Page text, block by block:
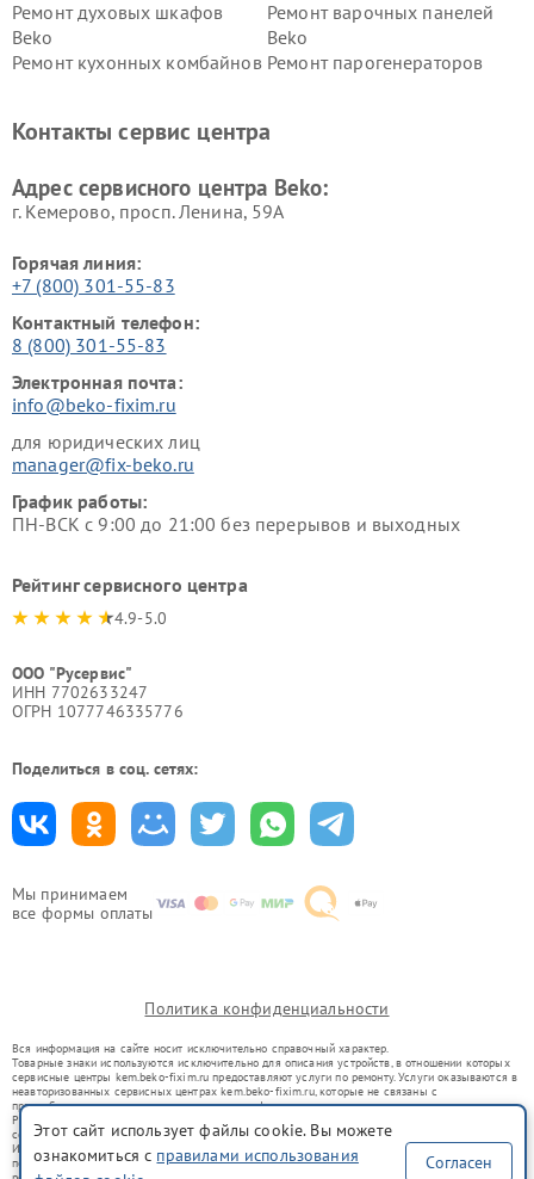
Мы принимаем
все формы оплаты
Ремонт духовых шкафов
Beko
Ремонт варочных панелей
Beko
Ремонт кухонных комбайнов Ремонт парогенераторов
Ремонт холодильников Beko Ремонт морозильных камер
Контакты сервис центра
Адрес сервисного центра Beko:
г. Кемерово, просп. Ленина, 59А
Горячая линия:
+7 (800) 301-55-83
Контактный телефон:
8 (800) 301-55-83
Электронная почта:
info@beko-fixim.ru
для юридических лиц
manager@fix-beko.ru
График работы:
ПН-ВСК с 9:00 до 21:00 без перерывов и выходных
Рейтинг сервисного центра
4.9-5.0
ООО "Русервис"
ИНН 7702633247
ОГРН 1077746335776
Поделиться в соц. сетях:
Политика конфиденциальности
Вся информация на сайте носит исключительно справочный характер.
Товарные знаки используются исключительно для описания устройств, в отношении которых
сервисные центры kem.beko-fixim.ru предоставляют услуги по ремонту. Услуги оказываются в
неавторизованных сервисных центрах kem.beko-fixim.ru, которые не связаны с
правообладателями товарных знаков или их официальными представителями.
Ремонт осуществляется для устройств, уже введенных в гражданский оборот в соответствии
со статьей 1487 ГК РФ.
Использование товарных знаков не преследует цели индивидуализации услуг или введения
потребителей в заблуждение, а служит для информирования о предоставляемых услугах по
Этот сайт использует файлы cookie. Вы можете
ознакомиться с правилами использования
Согласен